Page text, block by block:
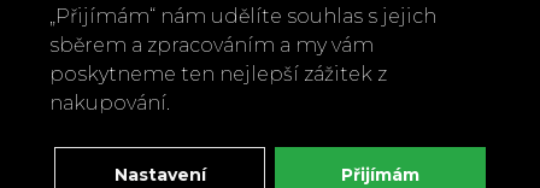
„Přijímám“ nám udělíte souhlas s jejich
sběrem a zpracováním a my vám
poskytneme ten nejlepší zážitek z
nakupování.
Nastavení Přijímám